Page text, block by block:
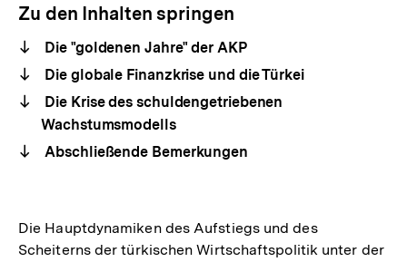
Zu den Inhalten springen
Die "goldenen Jahre" der AKP
Die globale Finanzkrise und die Türkei
Die Krise des schuldengetriebenen
Wachstumsmodells
Abschließende Bemerkungen
Die Hauptdynamiken des Aufstiegs und des
Scheiterns der türkischen Wirtschaftspolitik unter der